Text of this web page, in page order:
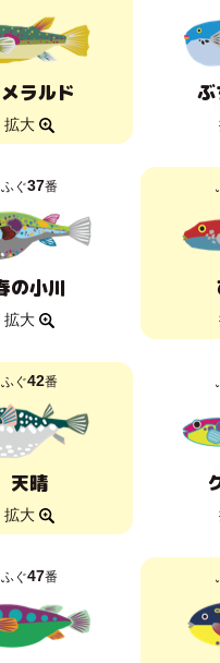
ラルド
拡大
ふぐ37番
の小川
拡大
ふぐ42番
天晴
拡大
ふぐ47番